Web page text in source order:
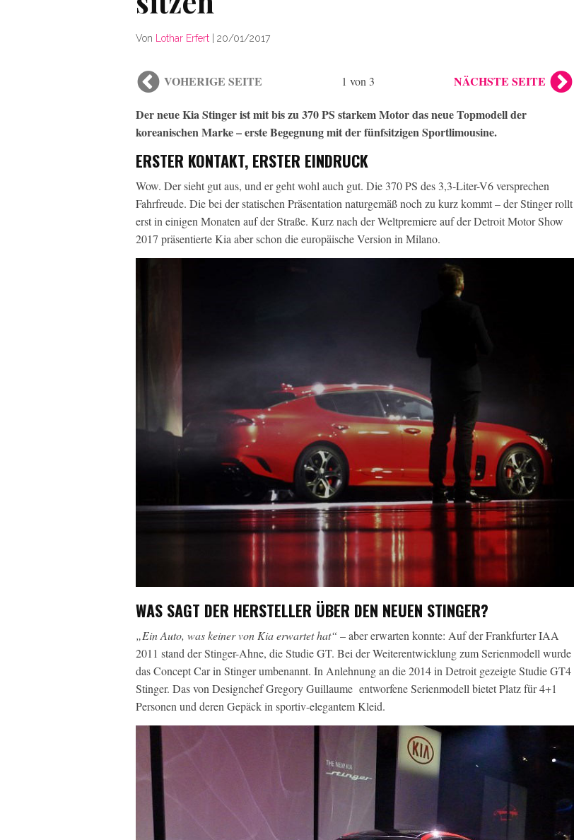
Von Lothar Erfert 20/01/2017
VOHERIGE SEITE 1 von 3 NÄCHSTE SEITE
Der neue Kia Stinger ist mit bis zu 370 PS starkem Motor das neue Topmodell der
koreanischen Marke – erste Begegnung mit der fünfsitzigen Sportlimousine.
ERSTER KONTAKT, ERSTER EINDRUCK
Wow. Der sieht gut aus, und er geht wohl auch gut. Die 370 PS des 3,3-Liter-V6 versprechen
Fahrfreude. Die bei der statischen Präsentation naturgemäß noch zu kurz kommt – der Stinger rollt
erst in einigen Monaten auf der Straße. Kurz nach der Weltpremiere auf der Detroit Motor Show
2017 präsentierte Kia aber schon die europäische Version in Milano.
WAS SAGT DER HERSTELLER ÜBER DEN NEUEN STINGER?
„Ein Auto, was keiner von Kia erwartet hat“ – aber erwarten konnte: Auf der Frankfurter IAA
2011 stand der Stinger-Ahne, die Studie GT. Bei der Weiterentwicklung zum Serienmodell wurde
das Concept Car in Stinger umbenannt. In Anlehnung an die 2014 in Detroit gezeigte Studie GT4
Stinger. Das von Designchef Gregory Guillaume entworfene Serienmodell bietet Platz für 4+1
Personen und deren Gepäck in sportiv-elegantem Kleid.